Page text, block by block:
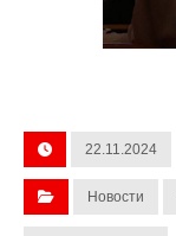
22.11.2024
Новости